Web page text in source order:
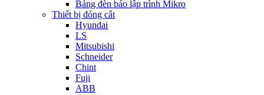
Bảng đèn báo lập trình Mikro
Thiết bị đóng cắt
Hyundai
LS
Mitsubishi
Schneider
Chint
Fuji
ABB